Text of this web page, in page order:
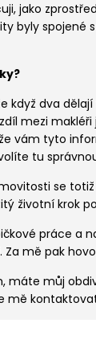
jako
byly spojené
když dva
mezi
vám tyto
tu
se
životní krok
práce a
mě pak
máte můj